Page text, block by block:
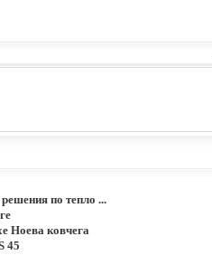
по тепло ...
Ноева ковчега
45